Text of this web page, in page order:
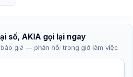
số, AKIA gọi lại ngay
giá — phản hồi trong giờ làm việc.